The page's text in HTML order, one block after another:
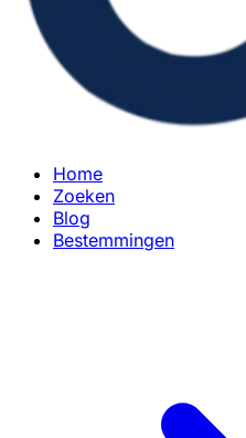
Home
Zoeken
Blog
Bestemmingen